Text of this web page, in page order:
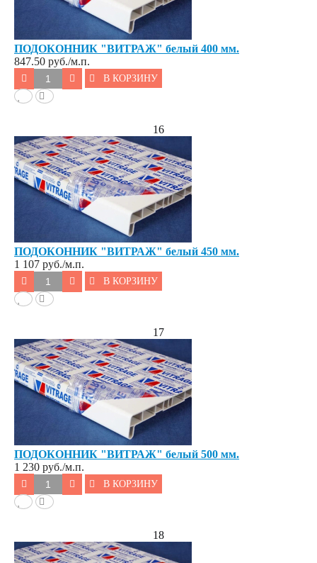
ПОДОКОННИК "ВИТРАЖ" белый 400 мм.
847.50 руб./м.п.
В КОРЗИНУ
16
ПОДОКОННИК "ВИТРАЖ" белый 450 мм.
1 107 руб./м.п.
В КОРЗИНУ
17
ПОДОКОННИК "ВИТРАЖ" белый 500 мм.
1 230 руб./м.п.
В КОРЗИНУ
18